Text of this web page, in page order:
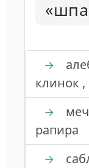
→
клинок ,
→
рапира
→